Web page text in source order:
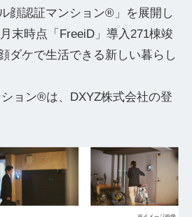
顔認証マンション®」を展開し
末時点「FreeiD」導入271棟竣
ダケで生活できる新しい暮らし
ョン®は、DXYZ株式会社の登